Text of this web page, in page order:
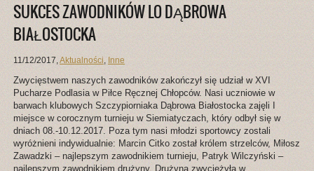
SUKCES ZAWODNIKÓW LO DĄBROWA
BIAŁOSTOCKA
11/12/2017,Aktualności, Inne
Zwycięstwem naszych zawodników zakończył się udział w XVI
Pucharze Podlasia w Piłce Ręcznej Chłopców. Nasi uczniowie w
barwach klubowych Szczypiorniaka Dąbrowa Białostocka zajęli I
miejsce w corocznym turnieju w Siemiatyczach, który odbył się w
dniach 08.-10.12.2017. Poza tym nasi młodzi sportowcy zostali
wyróżnieni indywidualnie: Marcin Citko został królem strzelców, Miłosz
Zawadzki – najlepszym zawodnikiem turnieju, Patryk Wilczyński –
najlepszym zawodnikiem drużyny. Drużyna zwyciężyła w